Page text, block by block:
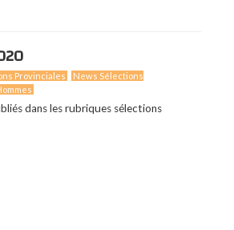
Provinciales
News Sélections
dans les rubriques sélections